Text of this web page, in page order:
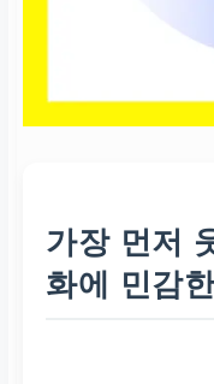
가장 먼저
화에 민감